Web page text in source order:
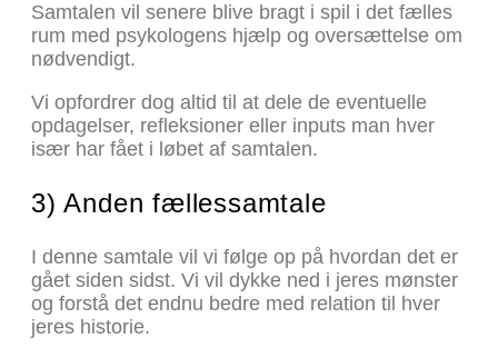
Samtalen vil senere blive bragt i spil i det fælles
rum med psykologens hjælp og oversættelse om
nødvendigt.
Vi opfordrer dog altid til at dele de eventuelle
opdagelser, refleksioner eller inputs man hver
især har fået i løbet af samtalen.
3) Anden fællessamtale
I denne samtale vil vi følge op på hvordan det er
gået siden sidst. Vi vil dykke ned i jeres mønster
og forstå det endnu bedre med relation til hver
jeres historie.